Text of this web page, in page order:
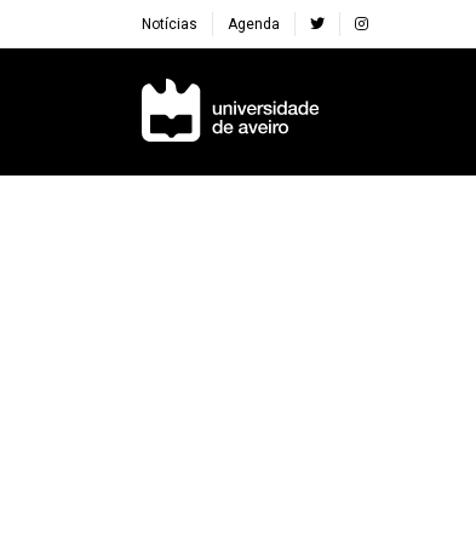
Notícias Agenda
Navegação Principal